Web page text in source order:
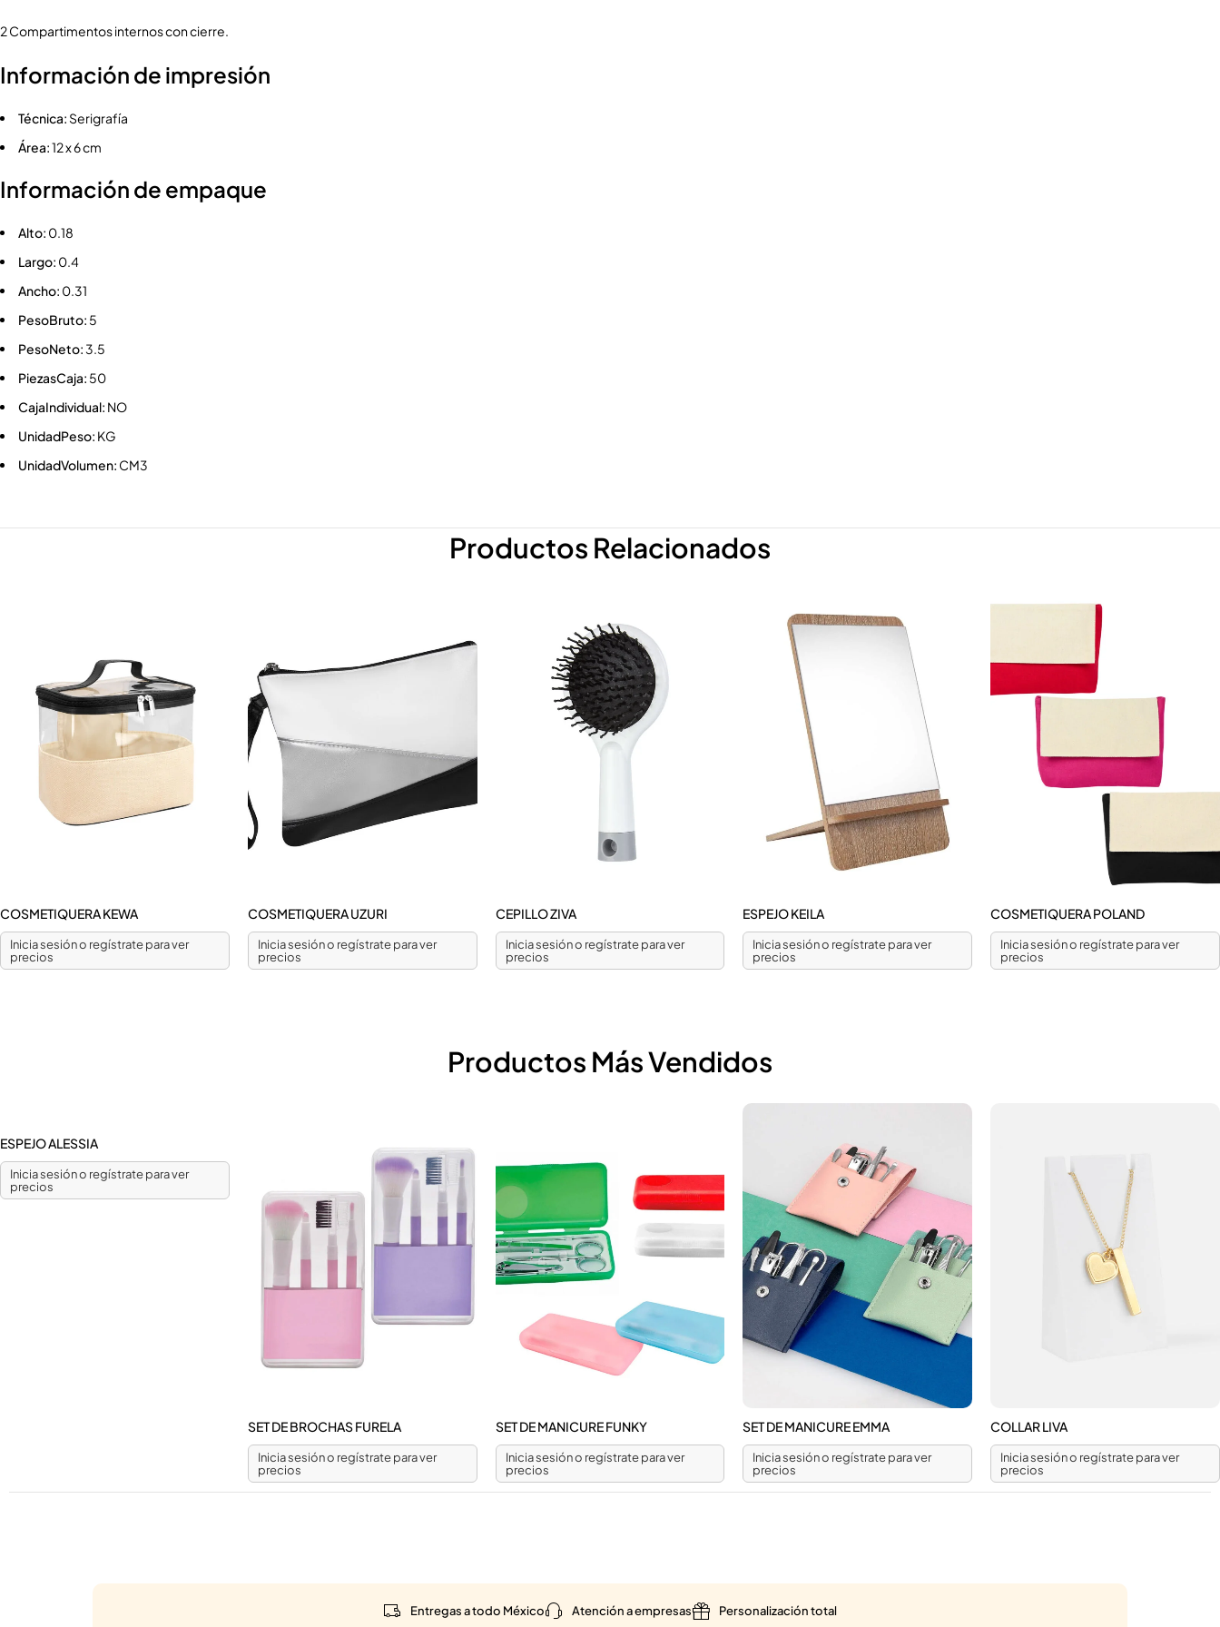
2 Compartimentos internos con cierre.
Información de impresión
Técnica: Serigrafía
Área:12 x 6 cm
Información de empaque
Alto: 0.18
Largo: 0.4
Ancho: 0.31
PesoBruto: 5
PesoNeto: 3.5
PiezasCaja: 50
CajaIndividual: NO
UnidadPeso: KG
UnidadVolumen: CM3
Productos Relacionados
COSMETIQUERA KEWA
Inicia sesión o regístrate para ver
precios
COSMETIQUERA UZURI
Inicia sesión o regístrate para ver
precios
CEPILLO ZIVA
Inicia sesión o regístrate para ver
precios
ESPEJO KEILA
Inicia sesión o regístrate para ver
precios
COSMETIQUERA POLAND
Inicia sesión o regístrate para ver
precios
Productos Más Vendidos
ESPEJO ALESSIA
Inicia sesión o regístrate para ver
precios
SET DE BROCHAS FURELA
Inicia sesión o regístrate para ver
precios
SET DE MANICURE FUNKY
Inicia sesión o regístrate para ver
precios
SET DE MANICURE EMMA
Inicia sesión o regístrate para ver
precios
COLLAR LIVA
Inicia sesión o regístrate para ver
precios
Entregas a todo México Atención a empresas Personalización total